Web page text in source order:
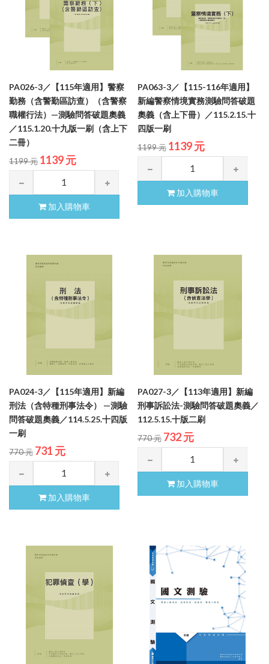
PA026-3／【115年適用】警察
勤務（含警勤區訪查）（含警察
職權行法）—測驗問答破題奧義
／115.1.20.十九版一刷（含上下
二冊）
1199 元 1139 元
加入購物車
PA063-3／【115-116年適用】
新編警察情境實務測驗問答破題
奧義（含上下冊）／115.2.15.十
四版一刷
1199 元 1139 元
加入購物車
PA024-3／【115年適用】新編
刑法（含特種刑事法令） —測驗
問答破題奧義／114.5.25.十四版
一刷
770 元 731 元
加入購物車
PA027-3／【113年適用】新編
刑事訴訟法-測驗問答破題奧義／
112.5.15.十版二刷
770 元 732 元
加入購物車